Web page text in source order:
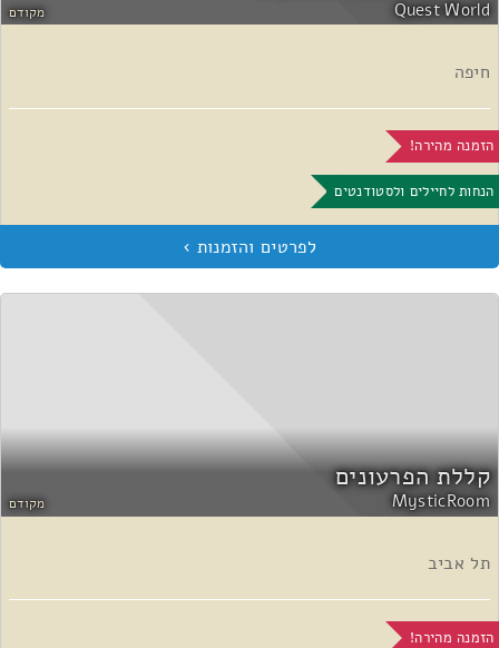
Quest World מקודם
חיפה
הזמנה מהירה!
הנחות לחיילים ולסטודנטים
קללת הפרעונים
MysticRoom מקודם
תל אביב
הזמנה מהירה!